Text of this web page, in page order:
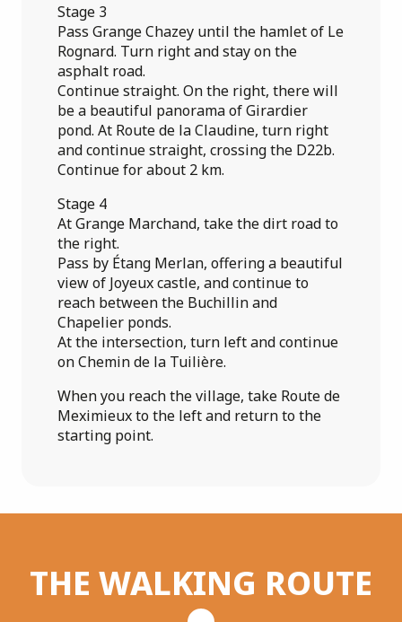
Stage 3
Pass Grange Chazey until the hamlet of Le
Rognard. Turn right and stay on the
asphalt road.
Continue straight. On the right, there will
be a beautiful panorama of Girardier
pond. At Route de la Claudine, turn right
and continue straight, crossing the D22b.
Continue for about 2 km.
Stage 4
At Grange Marchand, take the dirt road to
the right.
Pass by Étang Merlan, offering a beautiful
view of Joyeux castle, and continue to
reach between the Buchillin and
Chapelier ponds.
At the intersection, turn left and continue
on Chemin de la Tuilière.
When you reach the village, take Route de
Meximieux to the left and return to the
starting point.
THE WALKING ROUTE